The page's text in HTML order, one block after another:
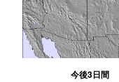
今後3日間